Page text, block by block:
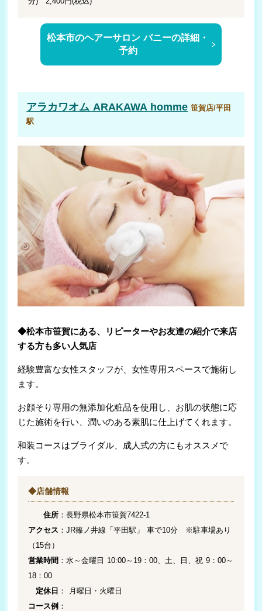
松本市のヘアーサロン バニーの詳細・
予約
アラカワオム ARAKAWA homme 笹賀店/平田
駅
◆松本市笹賀にある、リピーターやお友達の紹介で来店
する方も多い人気店
経験豊富な女性スタッフが、女性専用スペースで施術し
ます。
お顔そり専用の無添加化粧品を使用し、お肌の状態に応
じた施術を行い、潤いのある素肌に仕上げてくれます。
和装コースはブライダル、成人式の方にもオススメで
す。
◆店舗情報
住所 ：長野県松本市笹賀7422-1
アクセス ：JR篠ノ井線「平田駅」 車で10分 ※駐車場あり
（15台）
営業時間 ：水～金曜日 10:00～19：00、土、日、祝 9：00～
18：00
定休日 ： 月曜日・火曜日
コース例 ：